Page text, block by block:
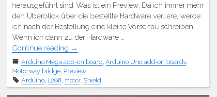
herausgeführt sind. Was ist ein Preview: Da ich immer mehr
den Überblick über die bestellte Hardware verliere, werde
ich nach der Bestellung eine kleine Vorschau schreiben.
Wenn ich dann zu der Hardware …
Continue reading "Preview
–
Arduino
Motor
Shield
→
Arduino Mega add-on board, Arduino Uno add-on boards,
Motorway bridge, Preview
Arduino, L298, motor, Shield